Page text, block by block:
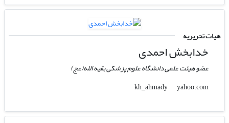
هیات تحریریه
خدابخش احمدی
عضو هیئت علمی دانشگاه علوم پزشکی بقیه الله(عج)
kh_ahmady
yahoo.com